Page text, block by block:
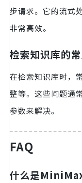
步请求。它的流式
非常高效。
检索知识库的
在检索知识库时，
整等。这些问题通
参数来解决。
FAQ
什么是